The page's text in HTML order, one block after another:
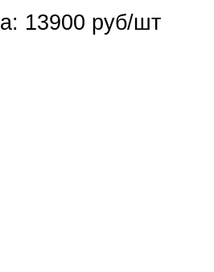
13900 руб/шт